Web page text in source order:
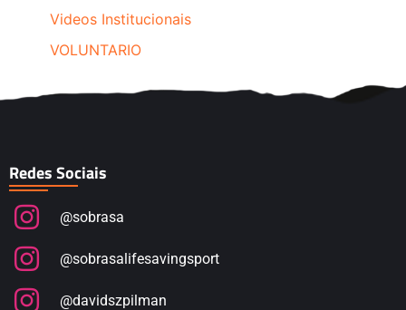
Videos Institucionais
VOLUNTARIO
Redes Sociais
@sobrasa
@sobrasalifesavingsport
@davidszpilman